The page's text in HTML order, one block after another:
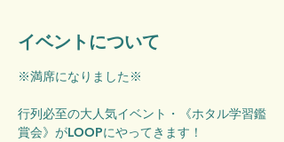
イベントについて
※満席になりました※
行列必至の大人気イベント・《ホタル学習鑑
賞会》がLOOPにやってきます！